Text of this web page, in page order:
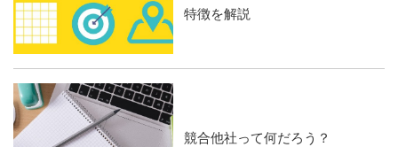
特徴を解説
競合他社って何だろう？